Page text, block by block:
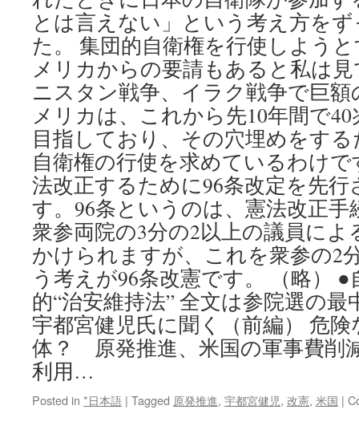
とは言えない」という考え方を
た。 集団的自衛権を行使しよう
メリカからの要請もあると私は
ニスタン戦争、イラク戦争で巨
メリカは、これから先10年間で
目指しており、その穴埋めをす
自衛権の行使を求めているわけ
法改正するために96条改定を先
す。96条というのは、憲法改正
衆参両院の3分の2以上の議員に
かけられますが、これを衆参の2
う考えが96条改憲です。 （略）
的“治安維持法” 全文は参院選の
宇都宮健児氏に聞く（前編） 危
体？ 原発推進、米国の軍事費削
利用…
Posted in *日本語 | Tagged 原発推進, 宇都宮健児, 改憲, 米国 |